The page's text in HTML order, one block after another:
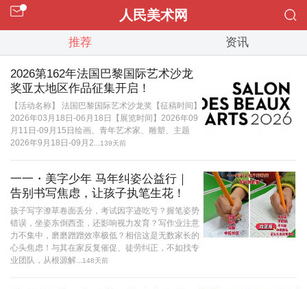
人民美术网
推荐 资讯
2026第162年法国巴黎国际艺术沙龙
奖亚太地区作品征集开启！
【活动名称】 法国巴黎国际艺术沙龙奖【征稿时间】
2026年03月18日-06月18日【展览时间】2026年09
月11日-09月15日绘画、青年艺术家、雕塑、主题
2026年9月18日-09月2...139天前
一一・美字少年 马年纠姿公益行｜
告别书写焦虑，让孩子执笔生花！
孩子写字潦草卷面丢分，考试因字迹吃亏？握笔姿势
错误，坐姿东倒西歪，还影响视力发育？写作业注意
力不集中，磨磨蹭蹭效率极低？相信这是无数家长的
心头焦虑！与其在家反复催促、徒劳纠正，不如找专
业团队，从根源解...148天前